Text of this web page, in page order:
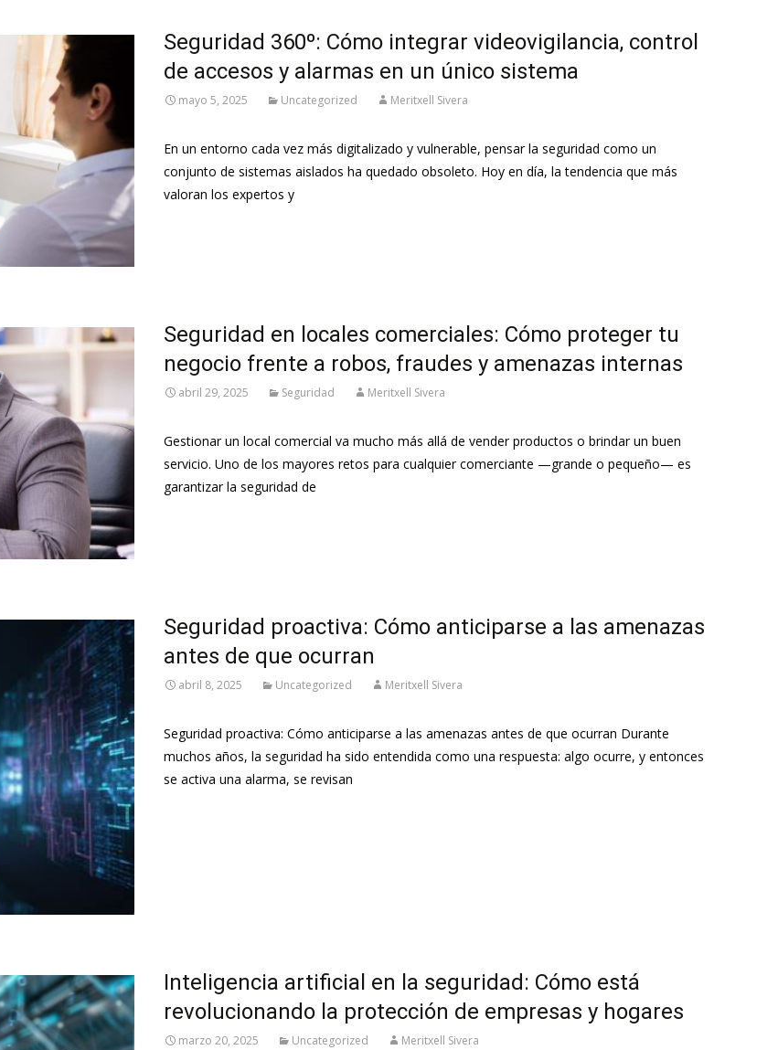
Seguridad 360º: Cómo integrar videovigilancia, control
de accesos y alarmas en un único sistema
mayo 5, 2025 Uncategorized Meritxell Sivera
En un entorno cada vez más digitalizado y vulnerable, pensar la seguridad como un
conjunto de sistemas aislados ha quedado obsoleto. Hoy en día, la tendencia que más
valoran los expertos y
Seguridad en locales comerciales: Cómo proteger tu
negocio frente a robos, fraudes y amenazas internas
abril 29, 2025 Seguridad Meritxell Sivera
Gestionar un local comercial va mucho más allá de vender productos o brindar un buen
servicio. Uno de los mayores retos para cualquier comerciante —grande o pequeño— es
garantizar la seguridad de
Seguridad proactiva: Cómo anticiparse a las amenazas
antes de que ocurran
abril 8, 2025 Uncategorized Meritxell Sivera
Seguridad proactiva: Cómo anticiparse a las amenazas antes de que ocurran Durante
muchos años, la seguridad ha sido entendida como una respuesta: algo ocurre, y entonces
se activa una alarma, se revisan
Inteligencia artificial en la seguridad: Cómo está
revolucionando la protección de empresas y hogares
marzo 20, 2025 Uncategorized Meritxell Sivera